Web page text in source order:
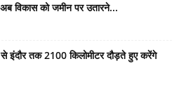
विकास को जमीन पर उतारने...
से इंदौर तक 2100 किलोमीटर दौड़ते हुए करेंगे